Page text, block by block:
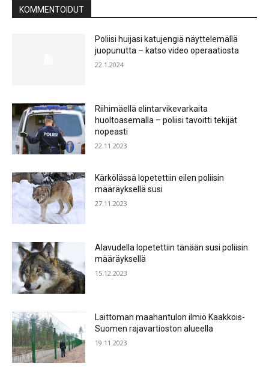
KOMMENTOIDUT
Poliisi huijasi katujengiä näyttelemällä
juopunutta – katso video operaatiosta
22.1.2024
Riihimäellä elintarvikevarkaita
huoltoasemalla – poliisi tavoitti tekijät
nopeasti
22.11.2023
Kärkölässä lopetettiin eilen poliisin
määräyksellä susi
27.11.2023
Alavudella lopetettiin tänään susi poliisin
määräyksellä
15.12.2023
Laittoman maahantulon ilmiö Kaakkois-
Suomen rajavartioston alueella
19.11.2023